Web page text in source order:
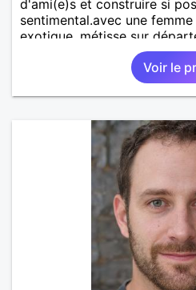
d'ami(e)s et construire si
sentimental.avec une
exotique, métisse sur
Voir le